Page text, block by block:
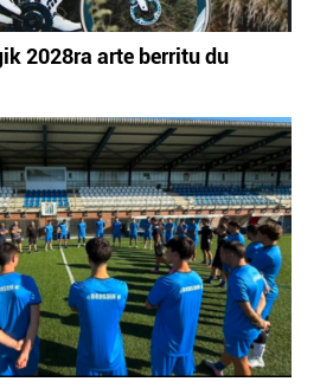
2028ra arte berritu du